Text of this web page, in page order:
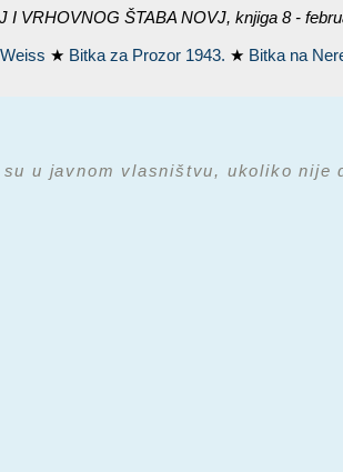
I VRHOVNOG ŠTABA NOVJ, knjiga 8 -
★ Bitka za Prozor 1943. ★ Bitka na
u javnom vlasništvu, ukoliko nije